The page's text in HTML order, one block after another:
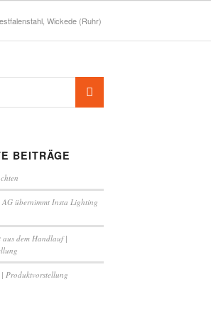
Wickede (Ruhr)
BEITRÄGE
AG übernimmt Insta Lighting
dem Handlauf |
Produktvorstellung